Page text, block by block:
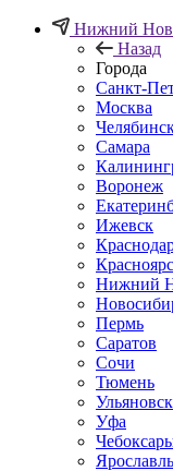
Нижний
Назад
Города
Санкт-
Москва
Самара
Воронеж
Ижевск
Нижний
Пермь
Саратов
Сочи
Тюмень
Ульяновск
Уфа
Ярославль